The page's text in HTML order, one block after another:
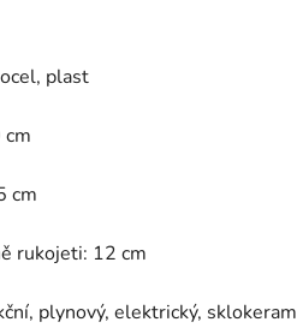
plast
cm
cm
rukojeti: 12 cm
plynový, elektrický,